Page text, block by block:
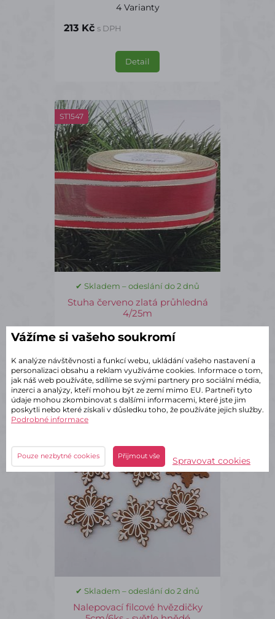
4 Varianty
213 Kč s DPH
Detail
ST1547
✔ Skladem – odeslání do 2 dnů
Stuha červeno zlatá průhledná
4/25m
189 Kč s DPH
ks Do košíku
DKP0399
✔ Skladem – odeslání do 2 dnů
Nalepovací filcové hvězdičky
Vážíme si vašeho soukromí
K analýze návštěvnosti a funkcí webu, ukládání vašeho nastavení a
personalizaci obsahu a reklam využíváme cookies. Informace o tom,
jak náš web používáte, sdílíme se svými partnery pro sociální média,
inzerci a analýzy, kteří mohou být ze zemí mimo EU. Partneři tyto
údaje mohou zkombinovat s dalšími informacemi, které jste jim
poskytli nebo které získali v důsledku toho, že používáte jejich služby.
Podrobné informace
Pouze nezbytné cookies Přijmout vše Spravovat cookies